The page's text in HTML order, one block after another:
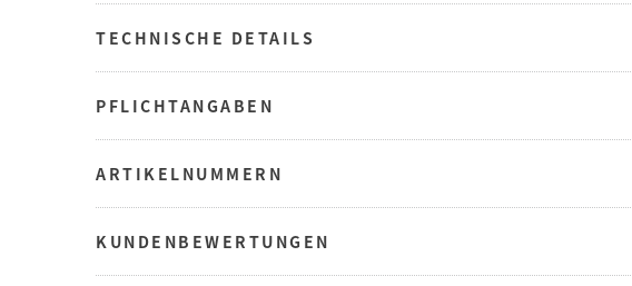
TECHNISCHE DETAILS
PFLICHTANGABEN
ARTIKELNUMMERN
KUNDENBEWERTUNGEN